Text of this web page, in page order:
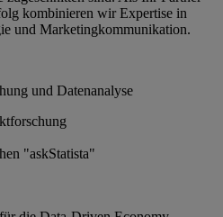
kombinieren wir Expertise in
und Marketingkommunikation.
und Datenanalyse
"askStatista"